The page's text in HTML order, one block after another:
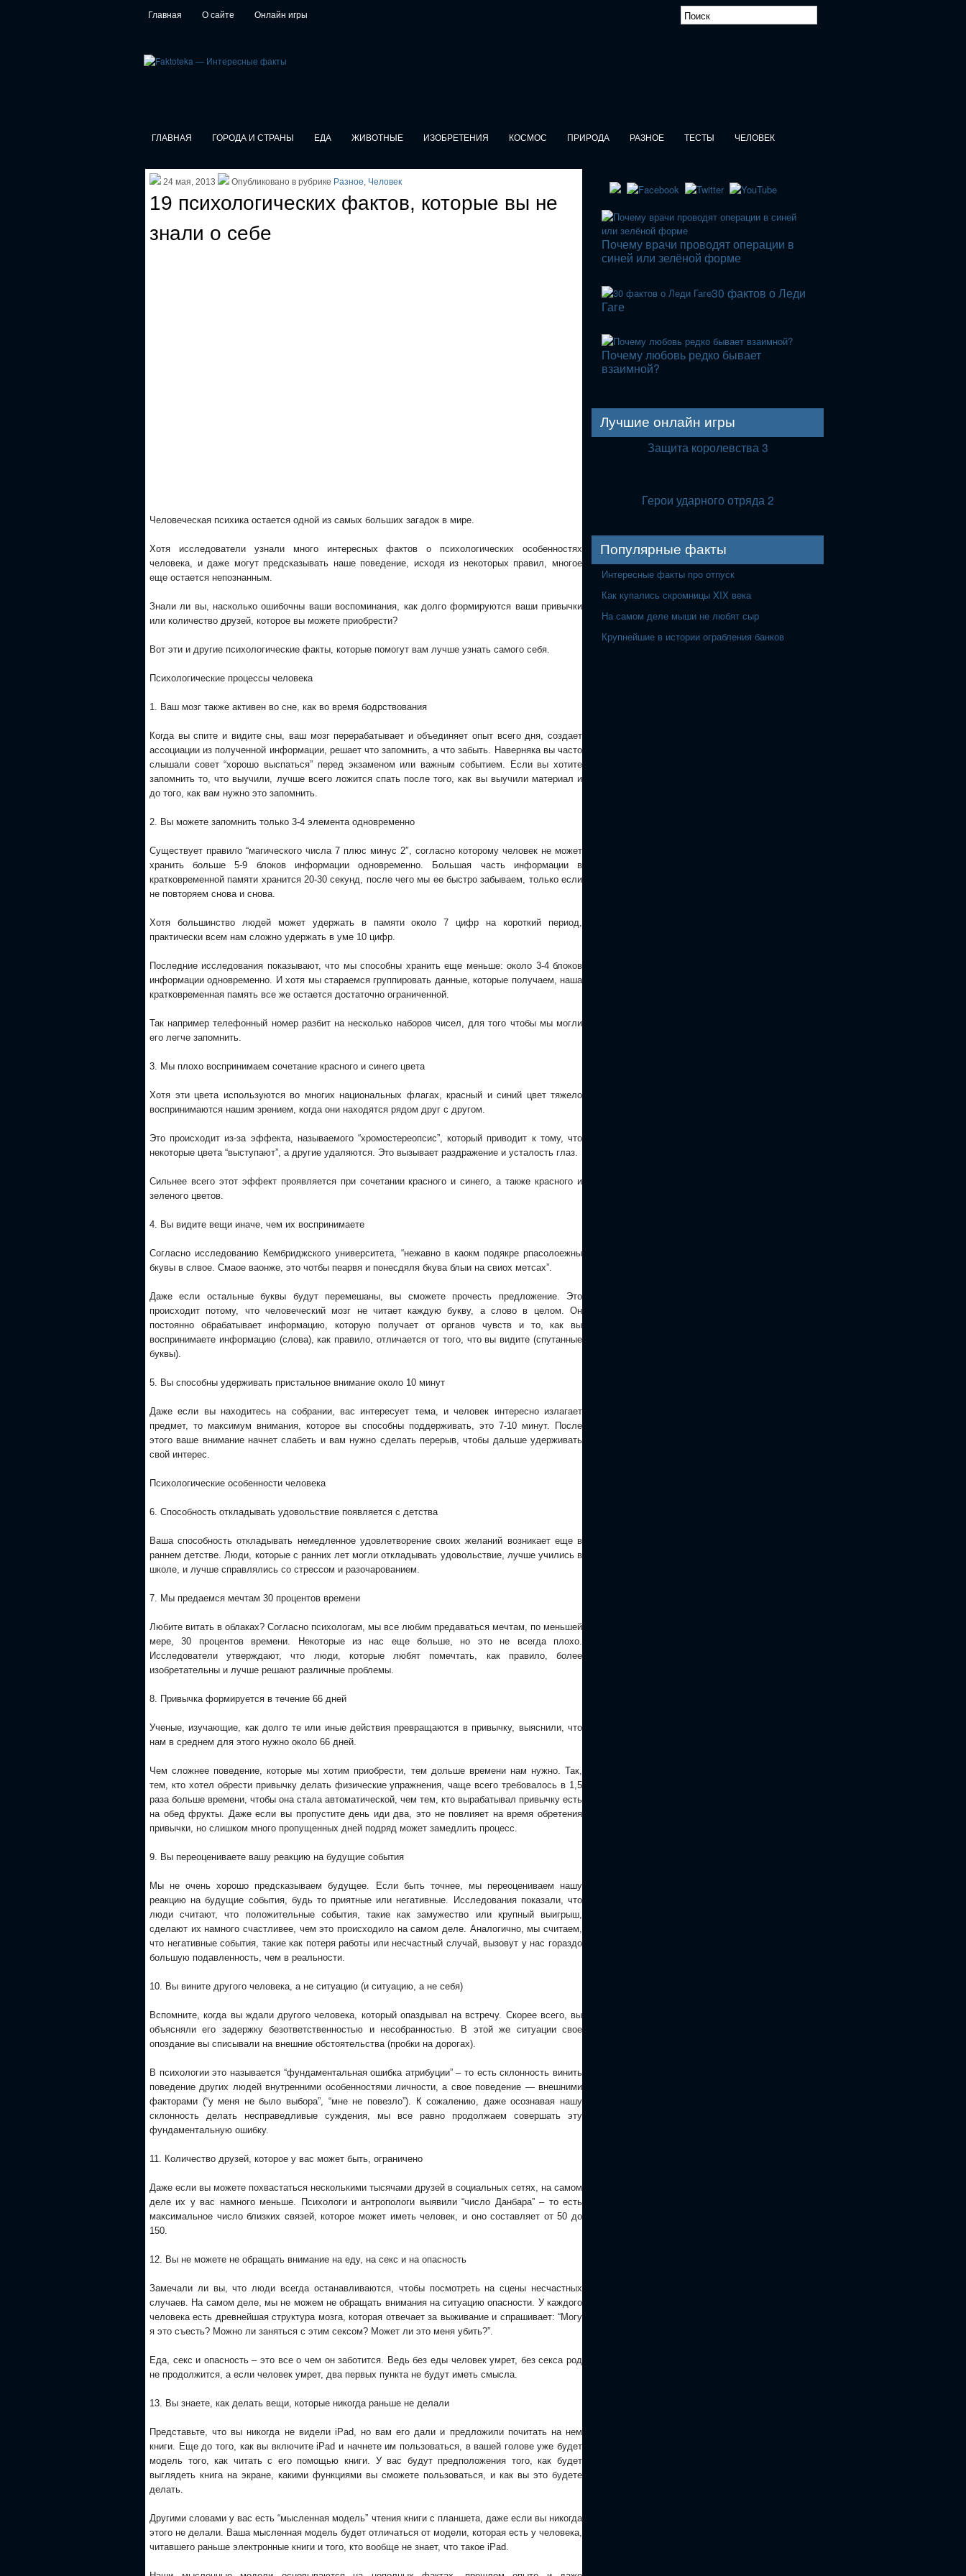
Главная О сайте Онлайн игры
ГЛАВНАЯ ГОРОДА И СТРАНЫ ЕДА ЖИВОТНЫЕ ИЗОБРЕТЕНИЯ КОСМОС ПРИРОДА РАЗНОЕ ТЕСТЫ ЧЕЛОВЕК
24 мая, 2013 Опубликовано в рубрике Разное, Человек
19 психологических фактов, которые вы не
знали о себе
Человеческая психика остается одной из самых больших загадок в мире.
Хотя исследователи узнали много интересных фактов о психологических особенностях
человека, и даже могут предсказывать наше поведение, исходя из некоторых правил, многое
еще остается непознанным.
Знали ли вы, насколько ошибочны ваши воспоминания, как долго формируются ваши привычки
или количество друзей, которое вы можете приобрести?
Вот эти и другие психологические факты, которые помогут вам лучше узнать самого себя.
Психологические процессы человека
1. Ваш мозг также активен во сне, как во время бодрствования
Когда вы спите и видите сны, ваш мозг перерабатывает и объединяет опыт всего дня, создает
ассоциации из полученной информации, решает что запомнить, а что забыть. Наверняка вы часто
слышали совет “хорошо выспаться” перед экзаменом или важным событием. Если вы хотите
запомнить то, что выучили, лучше всего ложится спать после того, как вы выучили материал и
до того, как вам нужно это запомнить.
2. Вы можете запомнить только 3-4 элемента одновременно
Существует правило “магического числа 7 плюс минус 2″, согласно которому человек не может
хранить больше 5-9 блоков информации одновременно. Большая часть информации в
кратковременной памяти хранится 20-30 секунд, после чего мы ее быстро забываем, только если
не повторяем снова и снова.
Хотя большинство людей может удержать в памяти около 7 цифр на короткий период,
практически всем нам сложно удержать в уме 10 цифр.
Последние исследования показывают, что мы способны хранить еще меньше: около 3-4 блоков
информации одновременно. И хотя мы стараемся группировать данные, которые получаем, наша
кратковременная память все же остается достаточно ограниченной.
Так например телефонный номер разбит на несколько наборов чисел, для того чтобы мы могли
его легче запомнить.
3. Мы плохо воспринимаем сочетание красного и синего цвета
Хотя эти цвета используются во многих национальных флагах, красный и синий цвет тяжело
воспринимаются нашим зрением, когда они находятся рядом друг с другом.
Это происходит из-за эффекта, называемого “хромостереопсис”, который приводит к тому, что
некоторые цвета “выступают”, а другие удаляются. Это вызывает раздражение и усталость глаз.
Сильнее всего этот эффект проявляется при сочетании красного и синего, а также красного и
зеленого цветов.
4. Вы видите вещи иначе, чем их воспринимаете
Согласно исследованию Кембриджского университета, “нежавно в каокм подякре рпасолоежны
бкувы в слвое. Смаое ваонже, это чотбы пеарвя и понесдяля бкува блыи на свиох метсах”.
Даже если остальные буквы будут перемешаны, вы сможете прочесть предложение. Это
происходит потому, что человеческий мозг не читает каждую букву, а слово в целом. Он
постоянно обрабатывает информацию, которую получает от органов чувств и то, как вы
воспринимаете информацию (слова), как правило, отличается от того, что вы видите (спутанные
буквы).
5. Вы способны удерживать пристальное внимание около 10 минут
Даже если вы находитесь на собрании, вас интересует тема, и человек интересно излагает
предмет, то максимум внимания, которое вы способны поддерживать, это 7-10 минут. После
этого ваше внимание начнет слабеть и вам нужно сделать перерыв, чтобы дальше удерживать
свой интерес.
Психологические особенности человека
6. Способность откладывать удовольствие появляется с детства
Ваша способность откладывать немедленное удовлетворение своих желаний возникает еще в
раннем детстве. Люди, которые с ранних лет могли откладывать удовольствие, лучше учились в
школе, и лучше справлялись со стрессом и разочарованием.
7. Мы предаемся мечтам 30 процентов времени
Любите витать в облаках? Согласно психологам, мы все любим предаваться мечтам, по меньшей
мере, 30 процентов времени. Некоторые из нас еще больше, но это не всегда плохо.
Исследователи утверждают, что люди, которые любят помечтать, как правило, более
изобретательны и лучше решают различные проблемы.
8. Привычка формируется в течение 66 дней
Ученые, изучающие, как долго те или иные действия превращаются в привычку, выяснили, что
нам в среднем для этого нужно около 66 дней.
Чем сложнее поведение, которые мы хотим приобрести, тем дольше времени нам нужно. Так,
тем, кто хотел обрести привычку делать физические упражнения, чаще всего требовалось в 1,5
раза больше времени, чтобы она стала автоматической, чем тем, кто вырабатывал привычку есть
на обед фрукты. Даже если вы пропустите день иди два, это не повлияет на время обретения
привычки, но слишком много пропущенных дней подряд может замедлить процесс.
9. Вы переоцениваете вашу реакцию на будущие события
Мы не очень хорошо предсказываем будущее. Если быть точнее, мы переоцениваем нашу
реакцию на будущие события, будь то приятные или негативные. Исследования показали, что
люди считают, что положительные события, такие как замужество или крупный выигрыш,
сделают их намного счастливее, чем это происходило на самом деле. Аналогично, мы считаем,
что негативные события, такие как потеря работы или несчастный случай, вызовут у нас гораздо
большую подавленность, чем в реальности.
10. Вы вините другого человека, а не ситуацию (и ситуацию, а не себя)
Вспомните, когда вы ждали другого человека, который опаздывал на встречу. Скорее всего, вы
объясняли его задержку безответственностью и несобранностью. В этой же ситуации свое
опоздание вы списывали на внешние обстоятельства (пробки на дорогах).
В психологии это называется “фундаментальная ошибка атрибуции” – то есть склонность винить
поведение других людей внутренними особенностями личности, а свое поведение — внешними
факторами (“у меня не было выбора”, “мне не повезло”). К сожалению, даже осознавая нашу
склонность делать несправедливые суждения, мы все равно продолжаем совершать эту
фундаментальную ошибку.
11. Количество друзей, которое у вас может быть, ограничено
Даже если вы можете похвастаться несколькими тысячами друзей в социальных сетях, на самом
деле их у вас намного меньше. Психологи и антропологи выявили “число Данбара” – то есть
максимальное число близких связей, которое может иметь человек, и оно составляет от 50 до
150.
12. Вы не можете не обращать внимание на еду, на секс и на опасность
Замечали ли вы, что люди всегда останавливаются, чтобы посмотреть на сцены несчастных
случаев. На самом деле, мы не можем не обращать внимания на ситуацию опасности. У каждого
человека есть древнейшая структура мозга, которая отвечает за выживание и спрашивает: “Могу
я это съесть? Можно ли заняться с этим сексом? Может ли это меня убить?”.
Еда, секс и опасность – это все о чем он заботится. Ведь без еды человек умрет, без секса род
не продолжится, а если человек умрет, два первых пункта не будут иметь смысла.
13. Вы знаете, как делать вещи, которые никогда раньше не делали
Представьте, что вы никогда не видели iPad, но вам его дали и предложили почитать на нем
книги. Еще до того, как вы включите iPad и начнете им пользоваться, в вашей голове уже будет
модель того, как читать с его помощью книги. У вас будут предположения того, как будет
выглядеть книга на экране, какими функциями вы сможете пользоваться, и как вы это будете
делать.
Другими словами у вас есть “мысленная модель” чтения книги с планшета, даже если вы никогда
этого не делали. Ваша мысленная модель будет отличаться от модели, которая есть у человека,
читавшего раньше электронные книги и того, кто вообще не знает, что такое iPad.
Почему врачи проводят операции в
синей или зелёной форме
30 фактов о Леди
Гаге
Почему любовь редко бывает
взаимной?
Лучшие онлайн игры
Защита королевства 3
Герои ударного отряда 2
Популярные факты
Интересные факты про отпуск
Как купались скромницы XIX века
На самом деле мыши не любят сыр
Крупнейшие в истории ограбления банков